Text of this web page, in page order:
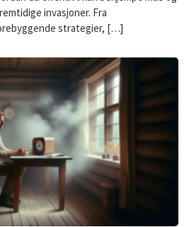
invasjoner. Fra
strategier, […]